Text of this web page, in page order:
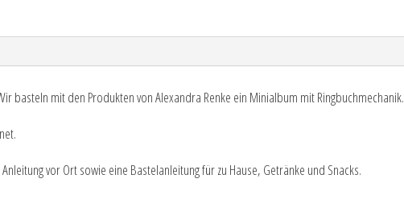
basteln mit den Produkten von Alexandra Renke ein Minialbum mit Ringbuchmechanik.
vor Ort sowie eine Bastelanleitung für zu Hause, Getränke und Snacks.